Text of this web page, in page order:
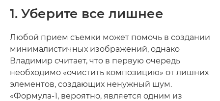
1. Уберите все лишнее
Любой прием съемки может помочь в создании
минималистичных изображений, однако
Владимир считает, что в первую очередь
необходимо «очистить композицию» от лишних
элементов, создающих ненужный шум.
«Формула-1, вероятно, является одним из